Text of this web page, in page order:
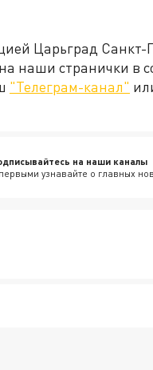
Царьград Санкт-
наши странички в
"Телеграм-канал"
на наши каналы
узнавайте о главных